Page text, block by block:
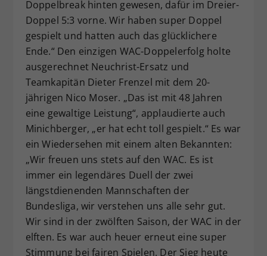
Doppelbreak hinten gewesen, dafür im Dreier-
Doppel 5:3 vorne. Wir haben super Doppel
gespielt und hatten auch das glücklichere
Ende.“ Den einzigen WAC-Doppelerfolg holte
ausgerechnet Neuchrist-Ersatz und
Teamkapitän Dieter Frenzel mit dem 20-
jährigen Nico Moser. „Das ist mit 48 Jahren
eine gewaltige Leistung“, applaudierte auch
Minichberger, „er hat echt toll gespielt.“ Es war
ein Wiedersehen mit einem alten Bekannten:
„Wir freuen uns stets auf den WAC. Es ist
immer ein legendäres Duell der zwei
längstdienenden Mannschaften der
Bundesliga, wir verstehen uns alle sehr gut.
Wir sind in der zwölften Saison, der WAC in der
elften. Es war auch heuer erneut eine super
Stimmung bei fairen Spielen. Der Sieg heute